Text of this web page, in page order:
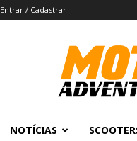
Entrar / Cadastrar
NOTÍCIAS